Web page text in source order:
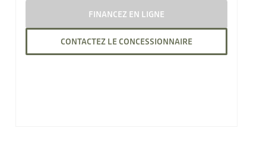
FINANCEZ EN LIGNE
CONTACTEZ LE CONCESSIONNAIRE